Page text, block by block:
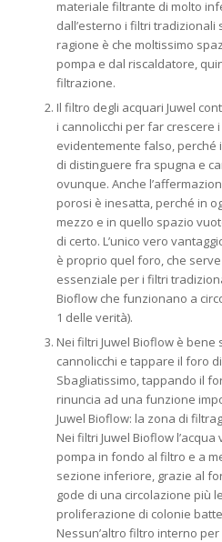
materiale filtrante di molto
dall’esterno i filtri tradizionali
ragione è che moltissimo
pompa e dal riscaldatore,
filtrazione.
Il filtro degli acquari Juwel
i cannolicchi per far crescere
evidentemente falso, perché
di distinguere fra spugna e
ovunque. Anche
porosi è inesatta, perché in
mezzo e in quello spazio
di certo. L’unico vero
è proprio quel foro, che
essenziale per i filtri
Bioflow che funzionano a
1 delle verità).
Nei filtri Juwel Bioflow è
cannolicchi e tappare il foro
Sbagliatissimo, tappando il
rinuncia ad una funzione
Juwel Bioflow: la zona di
Nei filtri Juwel Bioflow
pompa in fondo al filtro e a
sezione inferiore, grazie al
gode di una circolazione più
proliferazione di colonie
Nessun’altro filtro interno